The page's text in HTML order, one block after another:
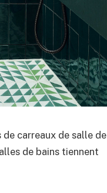
de carreaux de salle de
de bains tiennent